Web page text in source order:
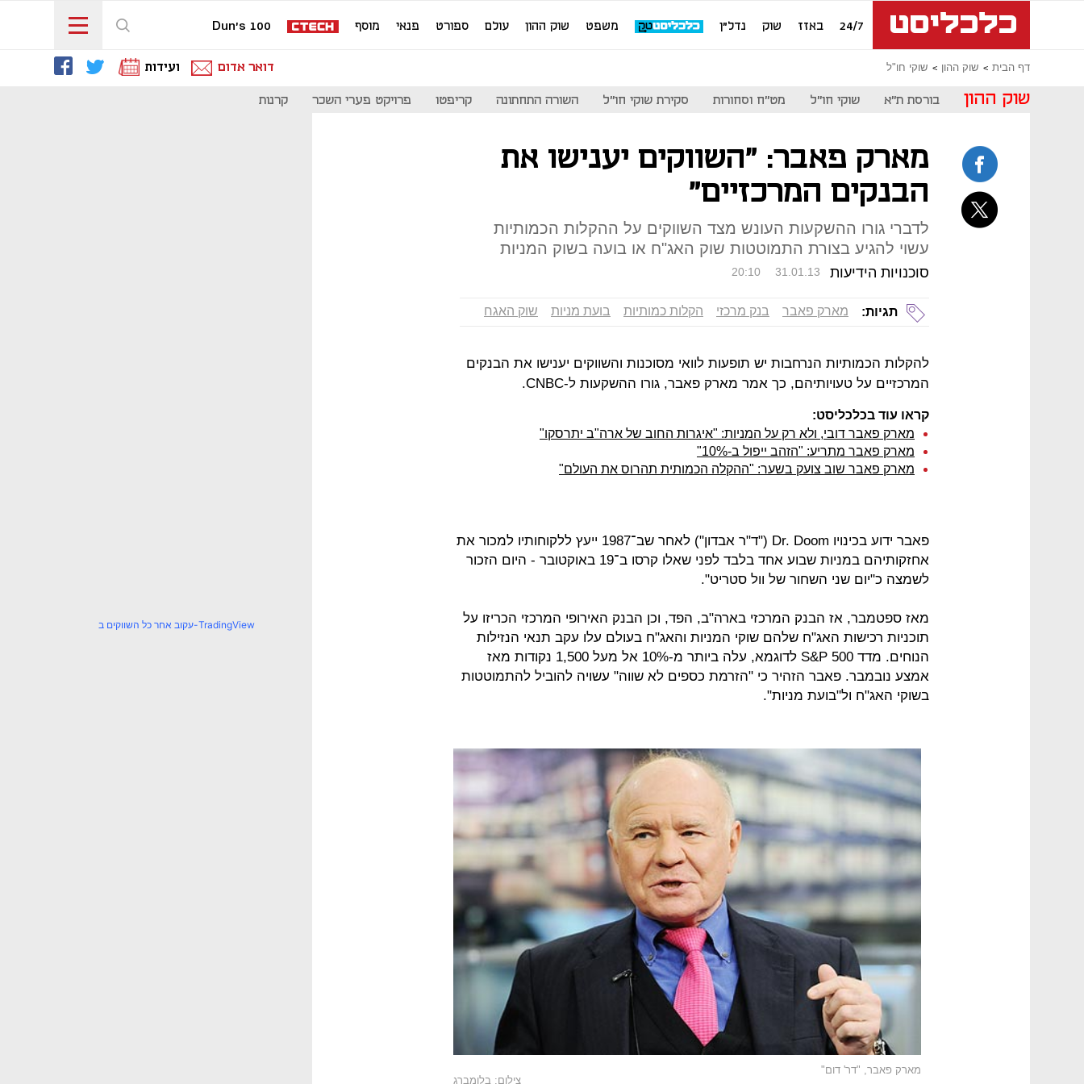
24/7 באזז שוק נדל"ן משפט שוק ההון עולם ספורט פנאי מוסף Dun's 100
דף הבית שוק ההון שוקי חו"ל דואר אדום ועידות
שוק ההון בורסת ת"א שוקי חו"ל מט"ח וסחורות סקירת שוקי חו"ל השורה התחתונה קריפטו פרויקט פערי השכר קרנות
מארק פאבר: "השווקים יענישו את
הבנקים המרכזיים"
לדברי גורו ההשקעות העונש מצד השווקים על ההקלות הכמותיות
עשוי להגיע בצורת התמוטטות שוק האג"ח או בועה בשוק המניות
סוכנויות הידיעות 20:10 31.01.13
תגיות: מארק פאבר בנק מרכזי הקלות כמותיות בועת מניות שוק האגח
להקלות הכמותיות הנרחבות יש תופעות לוואי מסוכנות והשווקים יענישו את הבנקים
המרכזיים על טעויותיהם, כך אמר מארק פאבר, גורו ההשקעות ל-CNBC.
קראו עוד בכלכליסט:
מארק פאבר דובי, ולא רק על המניות: "איגרות החוב של ארה"ב יתרסקו"
מארק פאבר מתריע: "הזהב ייפול ב-10%"
מארק פאבר שוב צועק בשער: "ההקלה הכמותית תהרוס את העולם"
פאבר ידוע בכינויו Dr. Doom ("ד"ר אבדון") לאחר שב־1987 ייעץ ללקוחותיו למכור את
אחזקותיהם במניות שבוע אחד בלבד לפני שאלו קרסו ב־19 באוקטובר - היום הזכור
לשמצה כ"יום שני השחור של וול סטריט".
מאז ספטמבר, אז הבנק המרכזי בארה"ב, הפד, וכן הבנק האירופי המרכזי הכריזו על
תוכניות רכישות האג"ח שלהם שוקי המניות והאג"ח בעולם עלו עקב תנאי הנזילות
הנוחים. מדד S&P 500 לדוגמא, עלה ביותר מ-10% אל מעל 1,500 נקודות מאז
אמצע נובמבר. פאבר הזהיר כי "הזרמת כספים לא שווה" עשויה להוביל להתמוטטות
בשוקי האג"ח ול"בועת מניות".
מארק פאבר, "דר' דום"
צילום: בלומברג
עקוב אחר כל השווקים ב-TradingView